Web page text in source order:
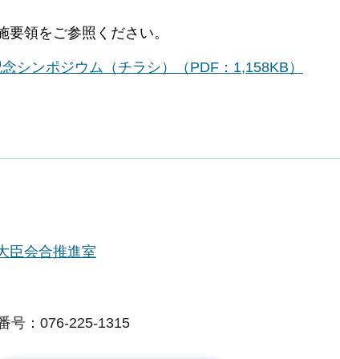
領をご参照ください。
シンポジウム（チラシ）（PDF：1,158KB）
臣会合推進室
号：076-225-1315